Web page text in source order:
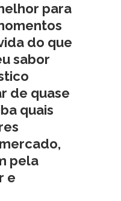
para
do que
sabor
de quase
quais
pela
e